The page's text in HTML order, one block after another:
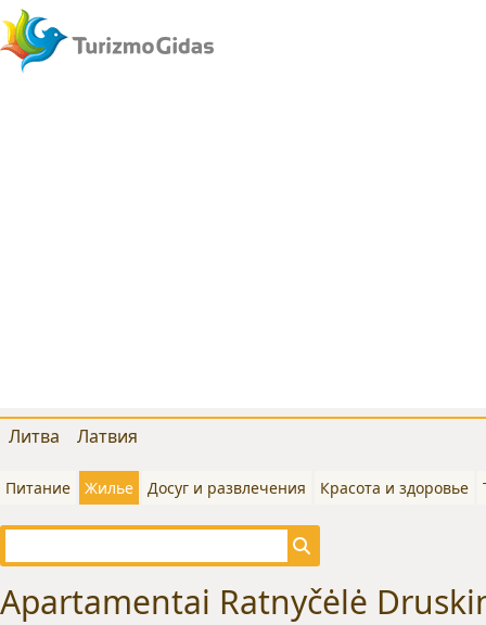
Литва Латвия
Питание Жилье Досуг и развлечения Красота и здоровье
Apartamentai Ratnyčėlė